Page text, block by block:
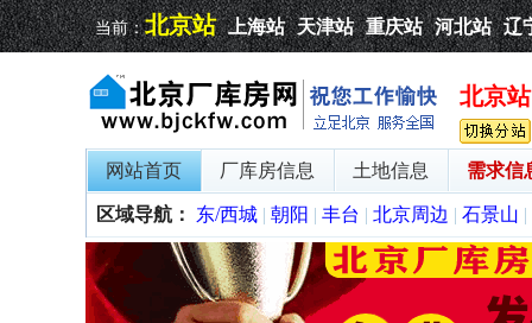
当前：北京站 上海站 天津站 重庆站 河北站 辽
北京站
网站首页 厂库房信息 土地信息 需求信
区域导航： 东/西城 | 朝阳 | 丰台 | 北京周边 | 石景山 |